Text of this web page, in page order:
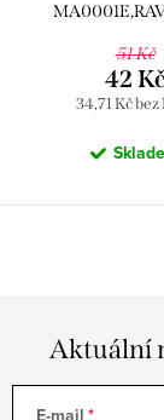
51 Kč
34,71 Kč bez
42 Kč
Aktuální